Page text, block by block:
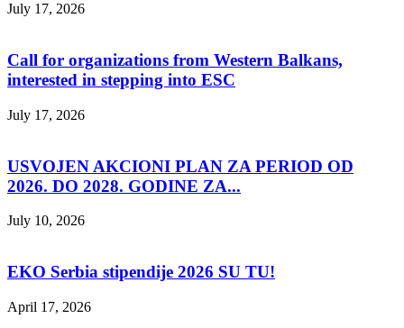
July 17, 2026
Call for organizations from Western Balkans,
interested in stepping into ESC
July 17, 2026
USVOJEN AKCIONI PLAN ZA PERIOD OD
2026. DO 2028. GODINE ZA...
July 10, 2026
EKO Serbia stipendije 2026 SU TU!
April 17, 2026